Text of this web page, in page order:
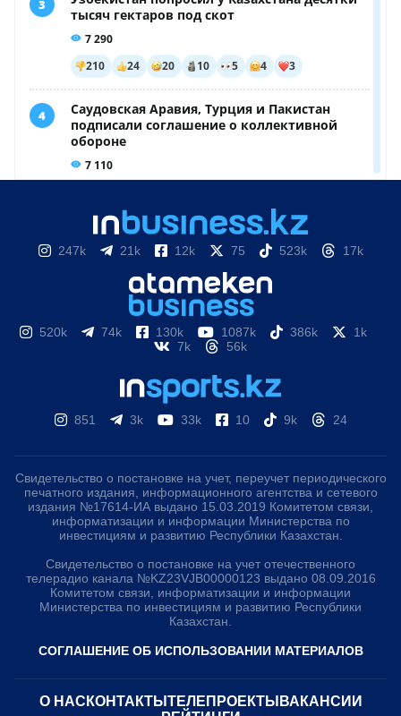
247k 21k 12k 75 523k 17k
520k 74k 130k 1087k 386k
1k
7k
56k
851 3k 33k 10 9k 24
Свидетельство о постановке на учет, переучет периодического
печатного издания, информационного агентства и сетевого
издания №17614-ИА выдано 15.03.2019 Комитетом связи,
информатизации и информации Министерства по
инвестициям и развитию Республики Казахстан.
Свидетельство о постановке на учет отечественного
телерадио канала №KZ23VJB00000123 выдано 08.09.2016
Комитетом связи, информатизации и информации
Министерства по инвестициям и развитию Республики
Казахстан.
СОГЛАШЕНИЕ ОБ ИСПОЛЬЗОВАНИИ МАТЕРИАЛОВ
О НАС КОНТАКТЫ ТЕЛЕПРОЕКТЫ ВАКАНСИИ